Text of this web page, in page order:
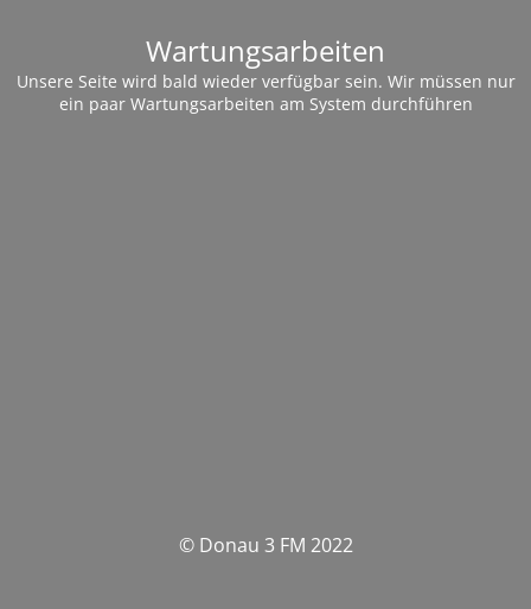
Wartungsarbeiten
Unsere Seite wird bald wieder verfügbar sein. Wir müssen nur
ein paar Wartungsarbeiten am System durchführen
© Donau 3 FM 2022